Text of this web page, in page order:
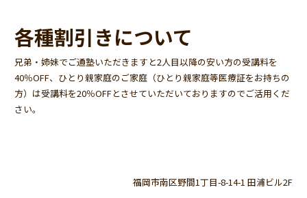
各種割引きについて
兄弟・姉妹でご通塾いただきますと2人目以降の安い方の受講料を
40％OFF、ひとり親家庭のご家庭（ひとり親家庭等医療証をお持ちの
方）は受講料を20％OFFとさせていただいておりますのでご活用くだ
さい。
福岡市南区野間1丁目-8-14-1 田浦ビル2F